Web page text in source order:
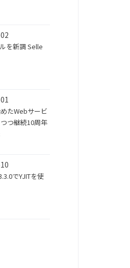
を新調 Selle
たWebサービ
つ継続10周年
でYJITを使